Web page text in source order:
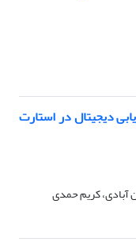
دیجیتال در استارت
آبادی، کریم حمدی